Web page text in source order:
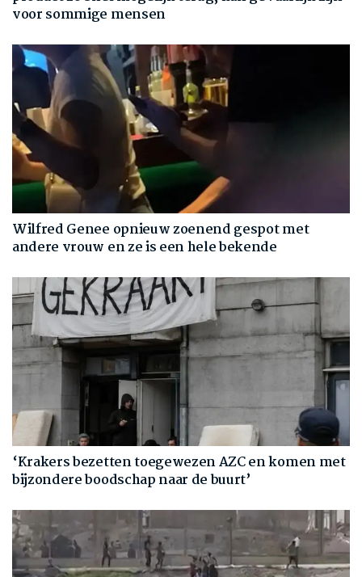
voor sommige mensen
Wilfred Genee opnieuw zoenend gespot met
andere vrouw en ze is een hele bekende
‘Krakers bezetten toegewezen AZC en komen met
bijzondere boodschap naar de buurt’